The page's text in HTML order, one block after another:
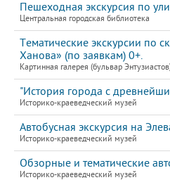
Пешеходная экскурсия по
Центральная городская библиотека
Тематические экскурсии по
Ханова» (по заявкам) 0+.
Картинная галерея (бульвар
"История города с
Историко-краеведческий музей
Автобусная экскурсия на
Историко-краеведческий музей
Обзорные и тематические
Историко-краеведческий музей